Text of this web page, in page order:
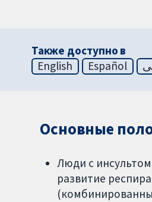
Также доступно в
English
Español
Основные
Люди с
развитие